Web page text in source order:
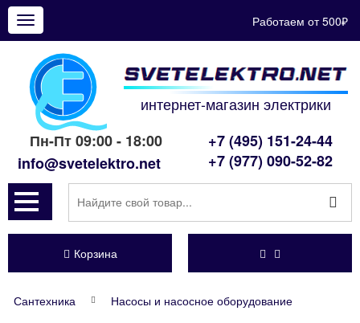
Показать
меню
Работаем от 500₽
интернет-магазин электрики
Пн-Пт 09:00 - 18:00
info@svetelektro.net
+7 (495) 151-24-44
+7 (977) 090-52-82
Корзина
Сантехника
Насосы и насосное оборудование